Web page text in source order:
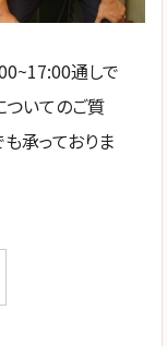
通しで
いてのご質
承っておりま